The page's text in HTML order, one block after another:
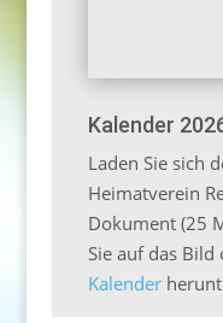
Kalender
Laden Sie sich
Heimatverein
Dokument (25
Sie auf das Bild
Kalender